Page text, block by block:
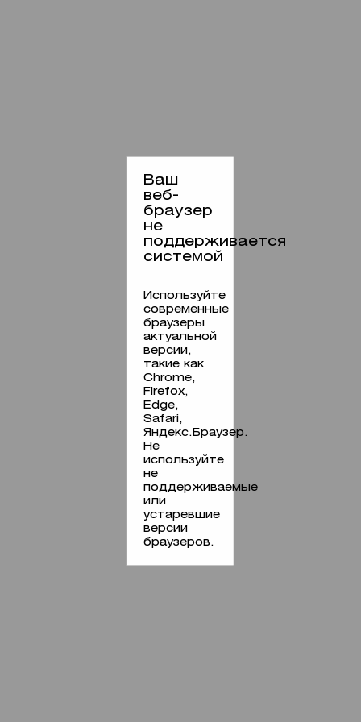
Ваш
веб-
браузер
не
поддерживается
системой
Используйте
современные
браузеры
актуальной
версии,
такие как
Chrome,
Firefox,
Edge,
Safari,
Яндекс.Браузер.
Не
используйте
не
поддерживаемые
или
устаревшие
версии
браузеров.